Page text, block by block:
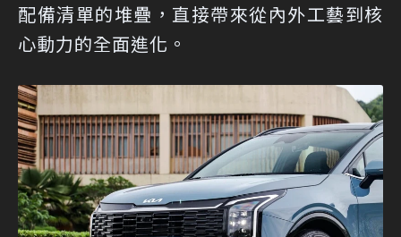
配備清單的堆疊，直接帶來從內外工藝到核
心動力的全面進化。